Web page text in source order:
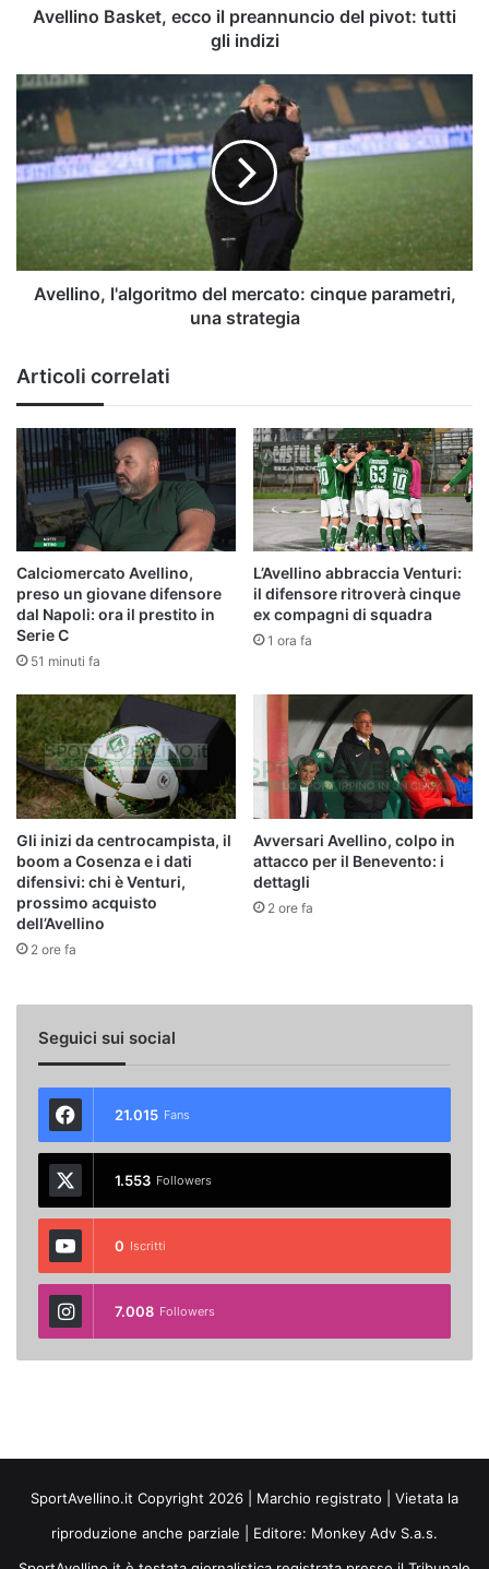
indizi
Avellino Basket, ecco il preannuncio del pivot: tutti
gli indizi
Avellino,
l'algoritmo
del
mercato:
cinque
Avellino, l'algoritmo del mercato: cinque parametri,
una strategia
Articoli correlati
Calciomercato Avellino,
preso un giovane difensore
dal Napoli: ora il prestito in
Serie C
51 minuti fa
L’Avellino abbraccia Venturi:
il difensore ritroverà cinque
ex compagni di squadra
1 ora fa
Gli inizi da centrocampista, il
boom a Cosenza e i dati
difensivi: chi è Venturi,
prossimo acquisto
dell’Avellino
2 ore fa
Avversari Avellino, colpo in
attacco per il Benevento: i
dettagli
2 ore fa
Seguici sui social
21.015 Fans
1.553 Followers
0 Iscritti
7.008 Followers
SportAvellino.it Copyright 2026 | Marchio registrato | Vietata la
riproduzione anche parziale | Editore: Monkey Adv S.a.s.